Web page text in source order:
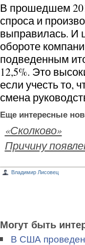
В прошедшем
спроса и
выправилась. И
обороте
подведенным
12,5%. Это
если учесть то,
смена
Еще интересные
«Сколково»
Причину
Владимир Лисовец
Могут быть
В США